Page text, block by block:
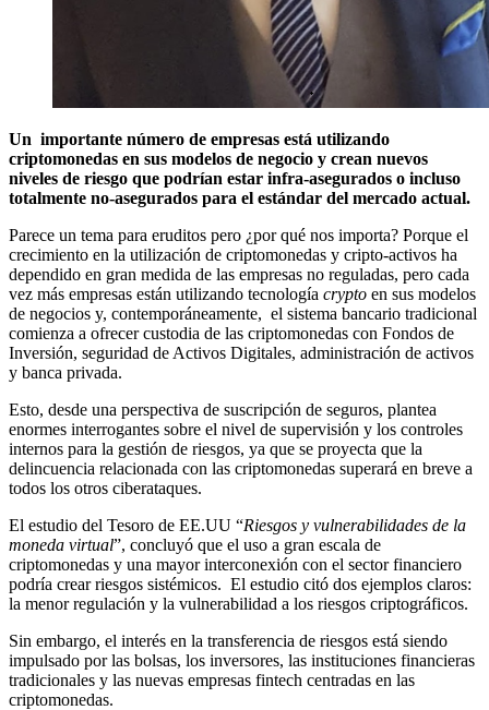
Un importante número de empresas está utilizando
criptomonedas en sus modelos de negocio y crean nuevos
niveles de riesgo que podrían estar infra-asegurados o incluso
totalmente no-asegurados para el estándar del mercado actual.
Parece un tema para eruditos pero ¿por qué nos importa? Porque el
crecimiento en la utilización de criptomonedas y cripto-activos ha
dependido en gran medida de las empresas no reguladas, pero cada
vez más empresas están utilizando tecnología crypto en sus modelos
de negocios y, contemporáneamente, el sistema bancario tradicional
comienza a ofrecer custodia de las criptomonedas con Fondos de
Inversión, seguridad de Activos Digitales, administración de activos
y banca privada.
Esto, desde una perspectiva de suscripción de seguros, plantea
enormes interrogantes sobre el nivel de supervisión y los controles
internos para la gestión de riesgos, ya que se proyecta que la
delincuencia relacionada con las criptomonedas superará en breve a
todos los otros ciberataques.
El estudio del Tesoro de EE.UU “Riesgos y vulnerabilidades de la
moneda virtual”, concluyó que el uso a gran escala de
criptomonedas y una mayor interconexión con el sector financiero
podría crear riesgos sistémicos. El estudio citó dos ejemplos claros:
la menor regulación y la vulnerabilidad a los riesgos criptográficos.
Sin embargo, el interés en la transferencia de riesgos está siendo
impulsado por las bolsas, los inversores, las instituciones financieras
tradicionales y las nuevas empresas fintech centradas en las
criptomonedas.